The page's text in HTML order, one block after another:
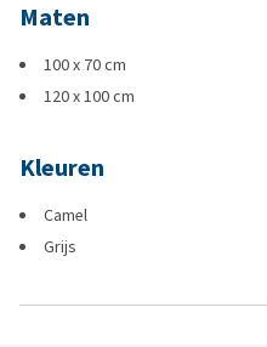
Maten
100 x 70 cm
120 x 100 cm
Kleuren
Camel
Grijs